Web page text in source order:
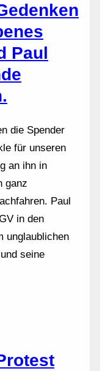
Paul
die Spender
für unseren
an ihn in
ganz
Paul
in den
unglaublichen
seine